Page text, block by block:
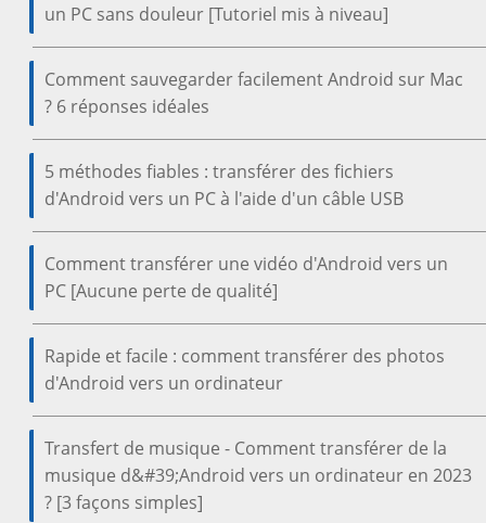
un PC sans douleur [Tutoriel mis à niveau]
Comment sauvegarder facilement Android sur Mac
? 6 réponses idéales
5 méthodes fiables : transférer des fichiers
d'Android vers un PC à l'aide d'un câble USB
Comment transférer une vidéo d'Android vers un
PC [Aucune perte de qualité]
Rapide et facile : comment transférer des photos
d'Android vers un ordinateur
Transfert de musique - Comment transférer de la
musique d&#39;Android vers un ordinateur en 2023
? [3 façons simples]